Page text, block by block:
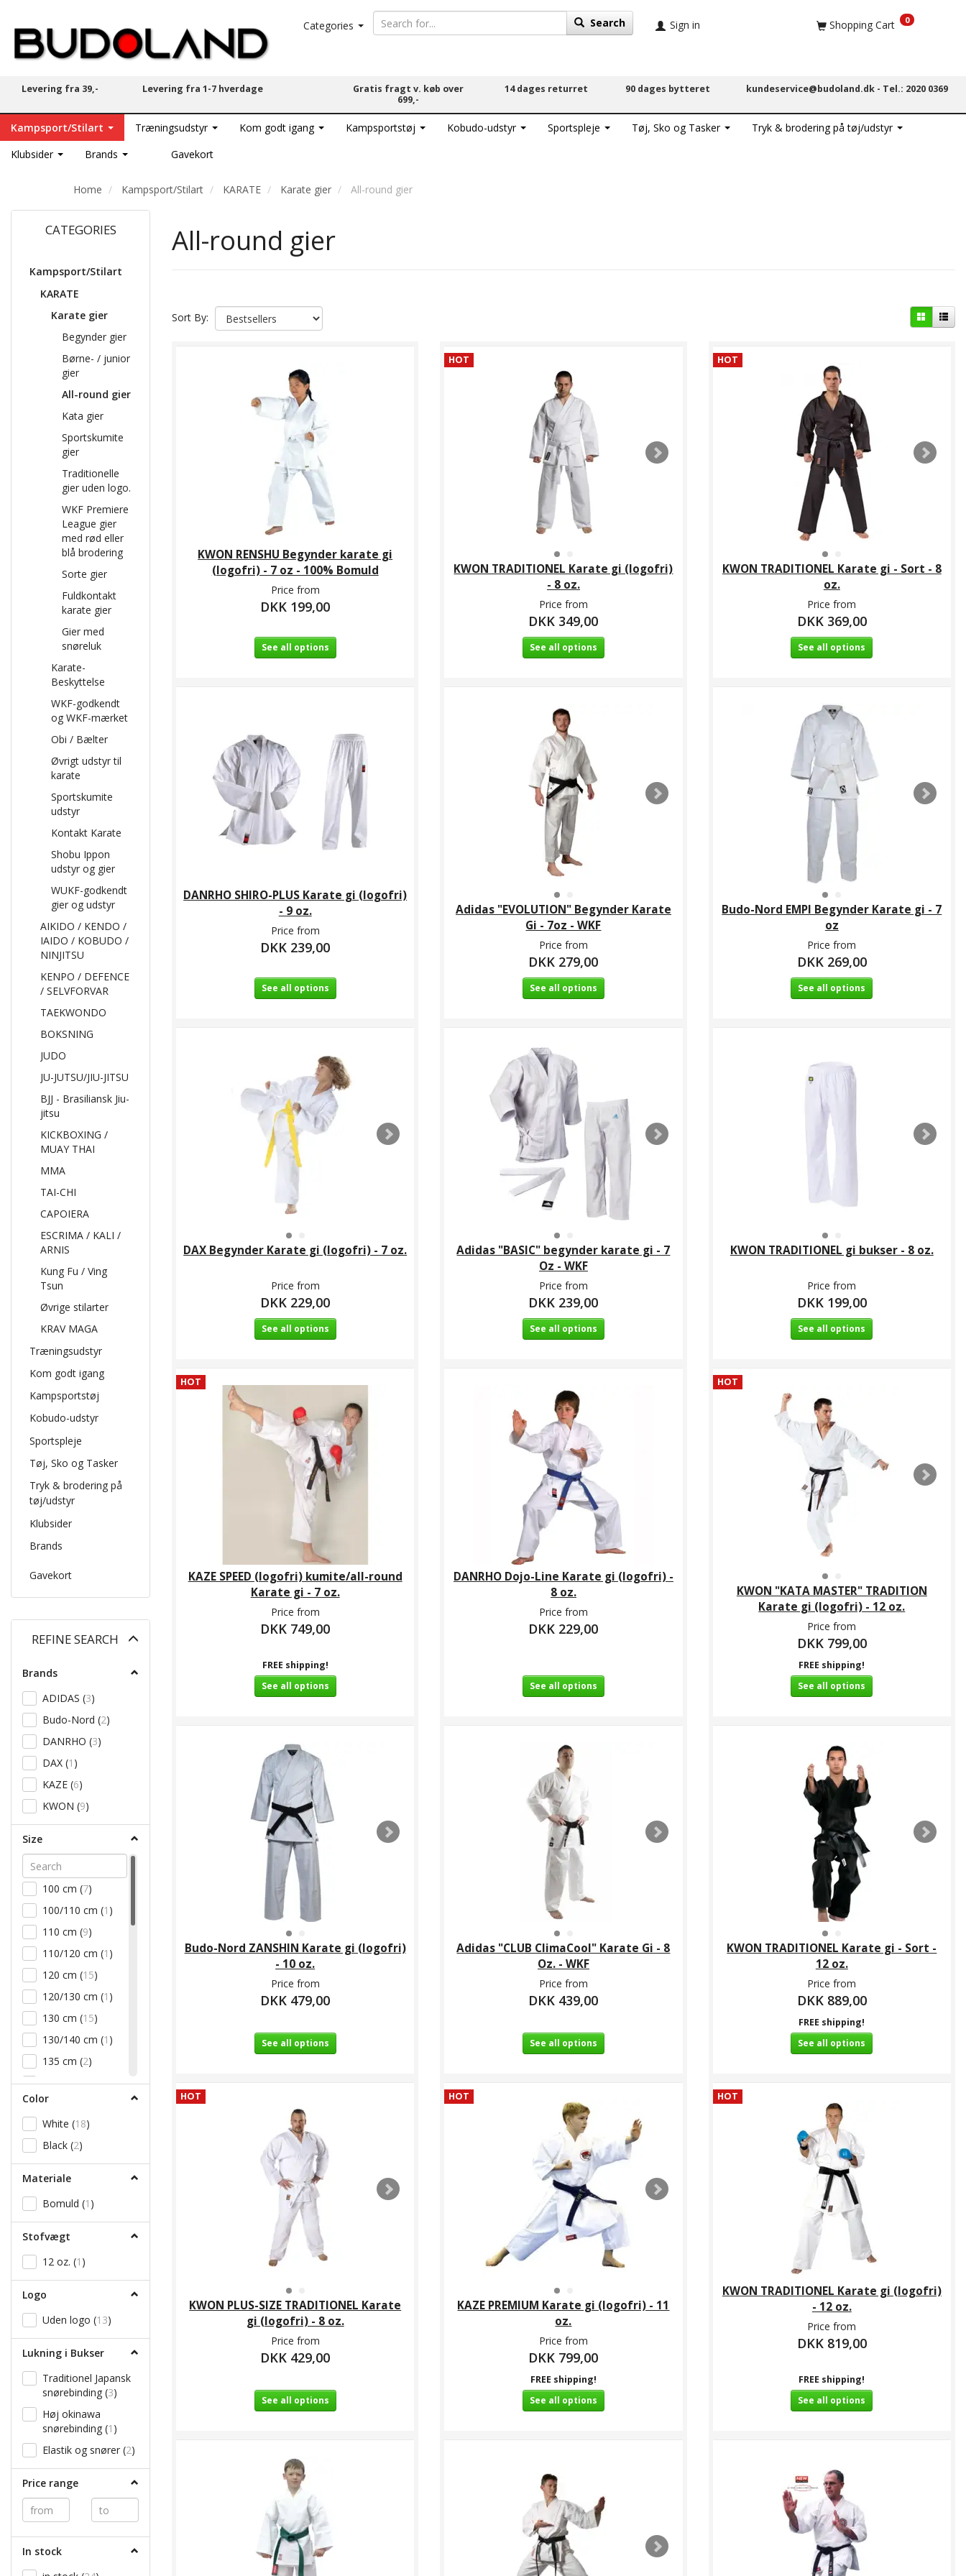
Categories Search Sign in Shopping Cart 0
Levering fra 39,- Levering fra 1-7 hverdage
Gratis fragt v. køb over
699,-
14 dages returret 90 dages bytteret kundeservice@budoland.dk - Tel.: 2020 0369
Kampsport/Stilart Træningsudstyr Kom godt igang Kampsportstøj Kobudo-udstyr Sportspleje Tøj, Sko og Tasker
Tryk & brodering på tøj/udstyr
Klubsider
Brands Gavekort
Home Kampsport/Stilart KARATE Karate gier All-round gier
CATEGORIES
Kampsport/Stilart
KARATE
Karate gier
Begynder gier
Børne- / junior
gier
All-round gier
Kata gier
Sportskumite
gier
Traditionelle
gier uden logo.
WKF Premiere
League gier
med rød eller
blå brodering
Sorte gier
Fuldkontakt
karate gier
Gier med
snøreluk
Karate-
Beskyttelse
WKF-godkendt
og WKF-mærket
Obi / Bælter
Øvrigt udstyr til
karate
Sportskumite
udstyr
Kontakt Karate
Shobu Ippon
udstyr og gier
WUKF-godkendt
gier og udstyr
AIKIDO / KENDO /
IAIDO / KOBUDO /
NINJITSU
KENPO / DEFENCE
/ SELVFORVAR
TAEKWONDO
BOKSNING
JUDO
JU-JUTSU/JIU-JITSU
BJJ - Brasiliansk Jiu-
jitsu
KICKBOXING /
MUAY THAI
MMA
TAI-CHI
CAPOIERA
ESCRIMA / KALI /
ARNIS
Kung Fu / Ving
Tsun
Øvrige stilarter
KRAV MAGA
Træningsudstyr
Kom godt igang
Kampsportstøj
Kobudo-udstyr
Sportspleje
Tøj, Sko og Tasker
Tryk & brodering på
tøj/udstyr
Klubsider
Brands
Gavekort
REFINE SEARCH
Brands
ADIDAS (3)
Budo-Nord (2)
DANRHO (3)
DAX (1 )
KAZE (6)
KWON (9)
Size
100 cm (7)
100/110 cm (1 )
110 cm (9)
110/120 cm (1 )
120 cm (15)
120/130 cm (1 )
130 cm (15)
130/140 cm (1 )
135 cm (2)
140 cm(17)
140/150 cm
145 cm (3)
150 cm(
22
160/170 cm
165 cm 3
170 cm(21)
170/180 cm
175 cm(3)
180 cm(21)
180/190 cm
185 cm(3)
190/200 cm( 1)
195 cm(3 )
200 cm(17)
210 cm
210
Color
White (18)
Black (2)
Materiale
Bomuld (1 )
Stofvægt
12 oz. (1 )
Logo
Uden logo (13)
Lukning i Bukser
Traditionel Japansk
snørebinding (3)
Høj okinawa
snørebinding (1 )
Elastik og snører (2)
Price range
In stock
All-round gier
Sort By:
KWON RENSHU Begynder karate gi
(logofri) - 7 oz - 100% Bomuld
Price from
DKK 199,00
See all options
HOT
KWON TRADITIONEL Karate gi (logofri)
- 8 oz.
Price from
DKK 349,00
See all options
HOT
KWON TRADITIONEL Karate gi - Sort - 8
oz.
Price from
DKK 369,00
See all options
DANRHO SHIRO-PLUS Karate gi (logofri)
- 9 oz.
Price from
DKK 239,00
See all options
Adidas "EVOLUTION" Begynder Karate
Gi - 7oz - WKF
Price from
DKK 279,00
See all options
Budo-Nord EMPI Begynder Karate gi - 7
oz
Price from
DKK 269,00
See all options
DAX Begynder Karate gi (logofri) - 7 oz.
Price from
DKK 229,00
See all options
Adidas "BASIC" begynder karate gi - 7
Oz - WKF
Price from
DKK 239,00
See all options
KWON TRADITIONEL gi bukser - 8 oz.
Price from
DKK 199,00
See all options
HOT
KAZE SPEED (logofri) kumite/all-round
Karate gi - 7 oz.
Price from
DKK 749,00
FREE shipping!
See all options
DANRHO Dojo-Line Karate gi (logofri) -
8 oz.
Price from
DKK 229,00
See all options
HOT
KWON "KATA MASTER" TRADITION
Karate gi (logofri) - 12 oz.
Price from
DKK 799,00
FREE shipping!
See all options
Budo-Nord ZANSHIN Karate gi (logofri)
- 10 oz.
Price from
DKK 479,00
See all options
Adidas "CLUB ClimaCool" Karate Gi - 8
Oz. - WKF
Price from
DKK 439,00
See all options
KWON TRADITIONEL Karate gi - Sort -
12 oz.
Price from
DKK 889,00
FREE shipping!
See all options
HOT
KWON PLUS-SIZE TRADITIONEL Karate
gi (logofri) - 8 oz.
Price from
DKK 429,00
See all options
HOT
KAZE PREMIUM Karate gi (logofri) - 11
oz.
Price from
DKK 799,00
FREE shipping!
See all options
HOT
KWON TRADITIONEL Karate gi (logofri)
- 12 oz.
Price from
DKK 819,00
FREE shipping!
See all options